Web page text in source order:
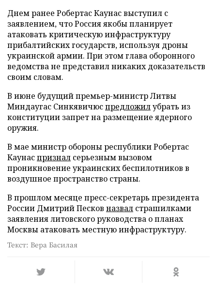
Днем ранее Робертас Каунас выступил с
заявлением, что Россия якобы планирует
атаковать критическую инфраструктуру
прибалтийских государств, используя дроны
украинской армии. При этом глава оборонного
ведомства не представил никаких доказательств
своим словам.
В июне будущий премьер-министр Литвы
Миндаугас Синкявичюспредложилубрать из
конституции запрет на размещение ядерного
оружия.
В мае министр обороны республики Робертас
Каунаспризнал серьезным вызовом
проникновение украинских беспилотников в
воздушное пространство страны.
В прошлом месяце пресс-секретарь президента
России Дмитрий Песков назвал страшилками
заявления литовского руководства о планах
Москвы атаковать местную инфраструктуру.
Текст: Вера Басилая